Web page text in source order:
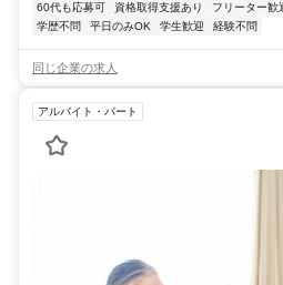
60代も応募可
資格取得支援あり フリーター歓
学歴不問
平日のみOK 学生歓迎 経験不問
同じ企業の求人
アルバイト・パート